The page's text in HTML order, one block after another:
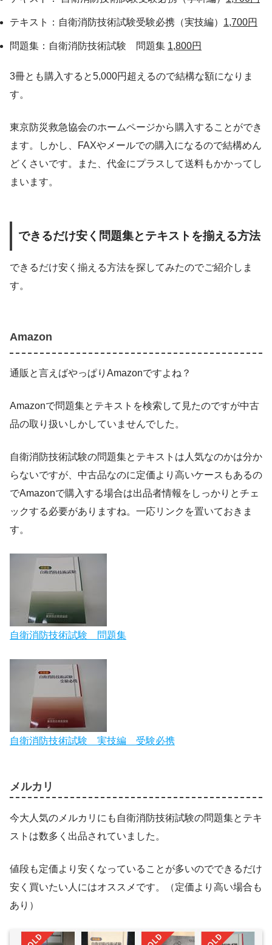
テキスト：自衛消防技術試験受験必携（実技編） 1,700円
問題集：自衛消防技術試験 問題集 1,800円
3冊とも購入すると5,000円超えるので結構な額になりま
す。
東京防災救急協会のホームページから購入することができ
ます。しかし、FAXやメールでの購入になるので結構めん
どくさいです。また、代金にプラスして送料もかかってし
まいます。
できるだけ安く問題集とテキストを揃える方法
できるだけ安く揃える方法を探してみたのでご紹介しま
す。
Amazon
通販と言えばやっぱりAmazonですよね？
Amazonで問題集とテキストを検索して見たのですが中古
品の取り扱いしかしていませんでした。
自衛消防技術試験の問題集とテキストは人気なのかは分か
らないですが、中古品なのに定価より高いケースもあるの
でAmazonで購入する場合は出品者情報をしっかりとチェ
ックする必要がありますね。一応リンクを置いておきま
す。
自衛消防技術試験 問題集
自衛消防技術試験 実技編 受験必携
メルカリ
今大人気のメルカリにも自衛消防技術試験の問題集とテキ
ストは数多く出品されていました。
値段も定価より安くなっていることが多いのでできるだけ
安く買いたい人にはオススメです。（定価より高い場合も
あり）